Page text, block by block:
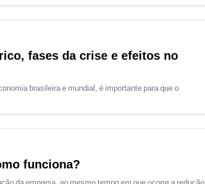
fases da crise e efeitos no
brasileira e mundial, é importante para que o
funciona?